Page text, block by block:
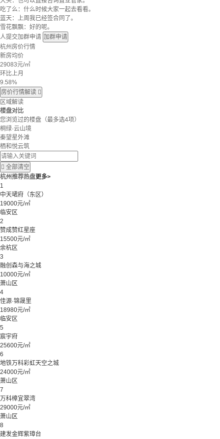
吃了么：什么时候大家一起去看看。
蓝天：上周我已经签合同了。
雪花飘飘：好的呢。
人提交加群申请 加群申请
杭州房价行情
新房均价
29083元/㎡
环比上月
9.58%
房价行情解读 
区域解读
楼盘对比
您浏览过的楼盘 （最多选4项）
桐绿·云山境
秦望星外滩
栖和悦云筑
 全部清空
杭州推荐热盘更多>
1
中天珺府（东区）
19000元/㎡
临安区
2
赞成赞红星座
15500元/㎡
余杭区
3
融创森与海之城
10000元/㎡
萧山区
4
佳源·锦晟里
18980元/㎡
临安区
5
宸宇府
25600元/㎡
6
地铁万科彩虹天空之城
24000元/㎡
萧山区
7
万科樟宜翠湾
29000元/㎡
萧山区
8
建发金辉紫璋台